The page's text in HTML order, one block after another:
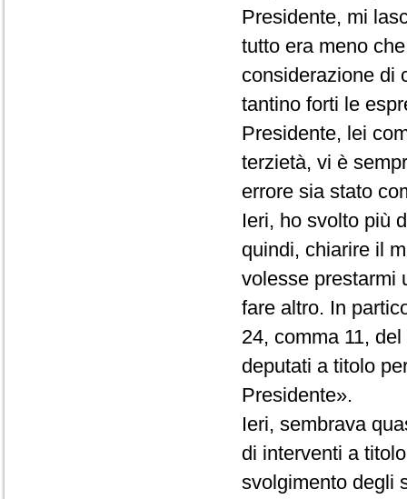
Presidente, mi
tutto era meno
considerazione di
tantino forti le
Presidente, lei
terzietà, vi è
errore sia stato
Ieri, ho svolto più
quindi, chiarire il
volesse prestarmi
fare altro. In
24, comma 11,
deputati a titolo
Presidente».
Ieri, sembrava
di interventi a
svolgimento degli